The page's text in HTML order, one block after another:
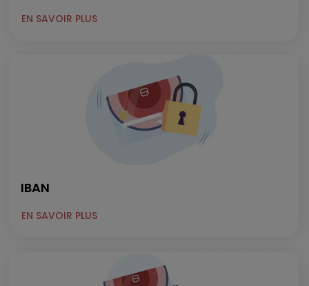
EN SAVOIR PLUS
IBAN
EN SAVOIR PLUS